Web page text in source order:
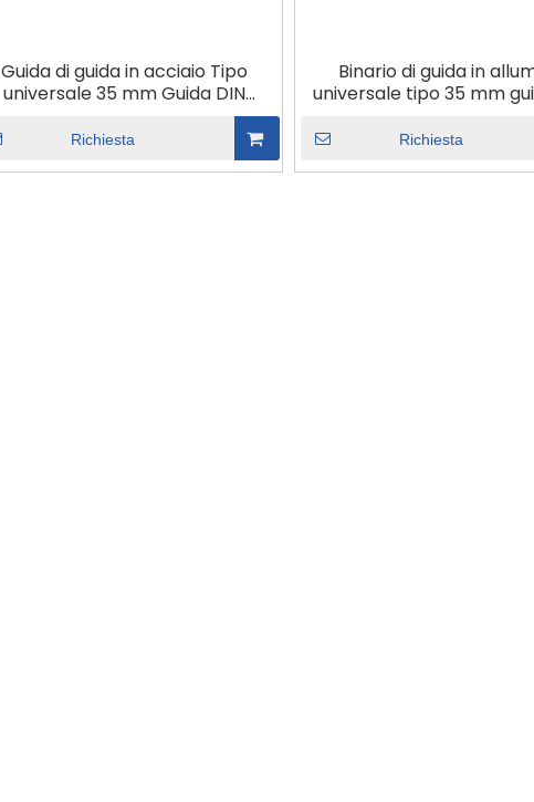
Guida di guida in acciaio Tipo
universale 35 mm Guida DIN
scanalata Spessore 1 mm
Richiesta
Binario di guida in
universale tipo 35 mm
scanalato spessore 1
Richiesta